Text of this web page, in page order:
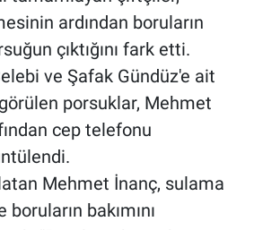
ardından boruların
çıktığını fark etti.
ve Şafak Gündüz'e ait
porsuklar, Mehmet
cep telefonu
Mehmet İnanç, sulama
bakımını